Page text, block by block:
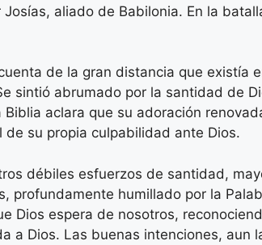
aliado de Babilonia. En la
de la gran distancia que existía
sintió abrumado por la santidad de
aclara que su adoración
su propia culpabilidad ante Dios.
débiles esfuerzos de santidad,
profundamente humillado por la
Dios espera de nosotros,
a Dios. Las buenas intenciones, aun